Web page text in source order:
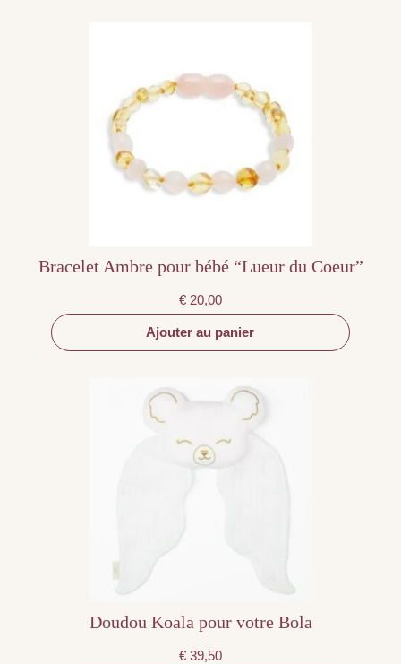
Bracelet Ambre pour bébé “Lueur du Coeur”
€ 20,00
Ajouter au panier
Doudou Koala pour votre Bola
€ 39,50